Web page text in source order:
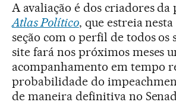
A avaliação é dos criadores
Atlas Político, que estreia
seção com o perfil de todos os
site fará nos próximos meses
acompanhamento em tempo
probabilidade do
de maneira definitiva no